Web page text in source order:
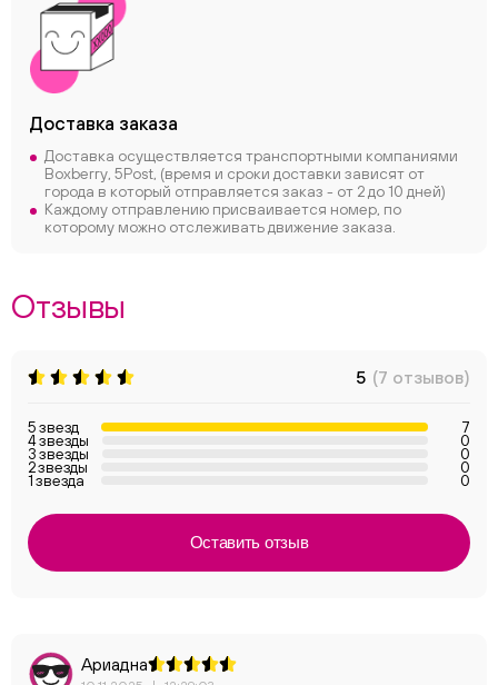
Доставка заказа
Доставка осуществляется транспортными компаниями
Boxberry, 5Post, (время и сроки доставки зависят от
города в который отправляется заказ - от 2 до 10 дней)
Каждому отправлению присваивается номер, по
которому можно отслеживать движение заказа.
Отзывы
5 (7 отзывов)
5 звезд 7
4 звезды 0
3 звезды 0
2 звезды 0
1 звезда 0
Оставить отзыв
Ариадна